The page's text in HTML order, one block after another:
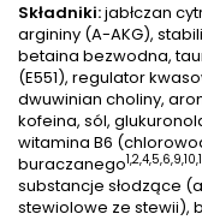
Składniki:jabłczan
argininy (A-AKG),
betaina bezwodna,
(E551), regulator
dwuwinian choliny,
kofeina, sól,
witamina B6
buraczanego1,2,4,5,6,9,10,11
substancje słodzące
stewiolowe ze stewii),